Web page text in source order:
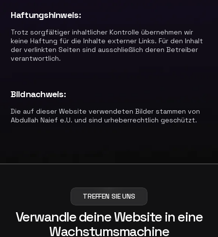
Haftungshinweis:
Trotz sorgfältiger inhaltlicher Kontrolle übernehmen wir
keine Haftung für die Inhalte externer Links. Für den Inhalt
der verlinkten Seiten sind ausschließlich deren Betreiber
verantwortlich.
Bildnachweis:
Die auf dieser Website verwendeten Bilder stammen von
Abdullah Naief e.U. und sind urheberrechtlich geschützt.
TREFFEN SIE UNS
Verwandle deine Website in eine
Wachstumsmachine